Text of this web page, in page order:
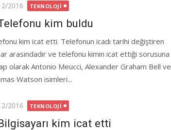
2016 TEKNOLOJI
kim buldu
kim icat etti. Telefonun icadı tarihi değiştiren
arasındadır ve telefonu kimin icat ettiği sorusuna
olarak Antonio Meucci, Alexander Graham Bell ve
Watson isimleri...
2016 TEKNOLOJI
kim icat etti